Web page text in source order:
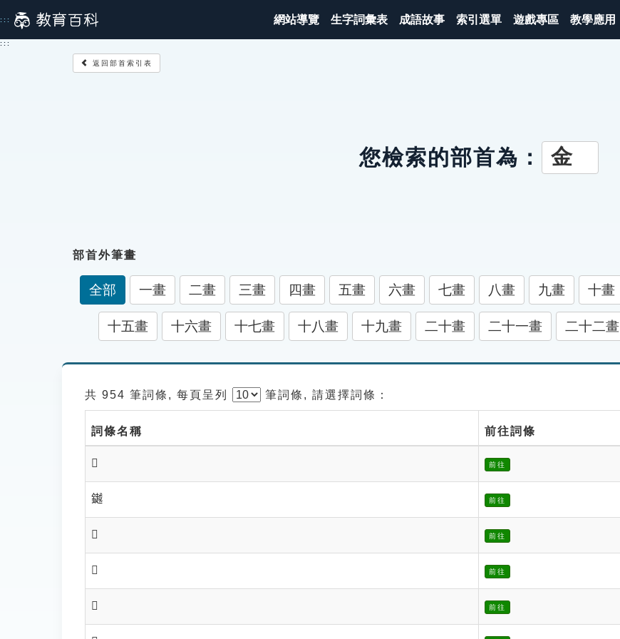
到
主
::: 網站導覽 生字詞彙表 成語故事 索引選單 遊戲專區 教學應用
:::
返回部首索引表
您檢索的部首為： 金
部首外筆畫
全部 一畫 二畫 三畫 四畫 五畫 六畫 七畫 八畫 九畫 十畫
十五畫 十六畫 十七畫 十八畫 十九畫 二十畫 二十一畫 二十二畫
共 954 筆詞條, 每頁呈列 筆詞條, 請選擇詞條：
詞條名稱 前往詞條
𨬒 前往
𨬓 前往
𨬔 前往
𨬖 前往
𨬗 前往